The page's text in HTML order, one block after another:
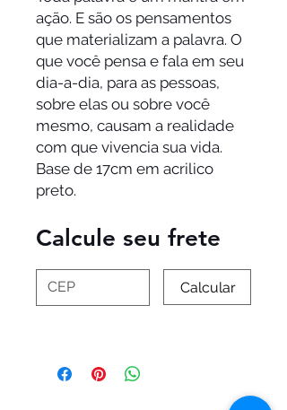
ação. E são os pensamentos
que materializam a palavra. O
que você pensa e fala em seu
dia-a-dia, para as pessoas,
sobre elas ou sobre você
mesmo, causam a realidade
com que vivencia sua vida.
Base de 17cm em acrilico
preto.
Calcule seu frete
Calcular